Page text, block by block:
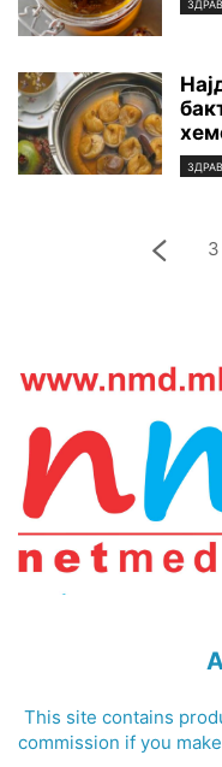
3
This site contains
commission if you